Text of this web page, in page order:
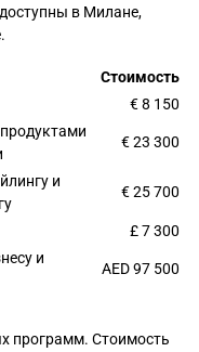
в Милане,
Стоимость
€ 8 150
€ 23 300
и
€ 25 700
£ 7 300
и
AED 97 500
программ. Стоимость